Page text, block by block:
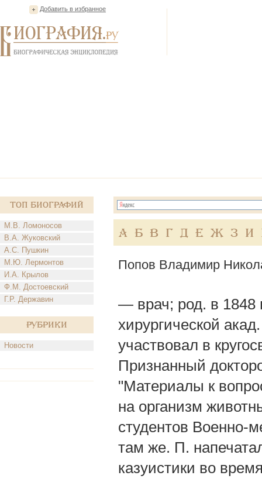
Добавить в избранное
Топ Биографий
М.В. Ломоносов
В.А. Жуковский
А.С. Пушкин
М.Ю. Лермонтов
И.А. Крылов
Ф.М. Достоевский
Г.Р. Державин
Рубрики
Новости
А Б В Г Д Е Ж З И
Попов Владимир
— врач; род. в 1848
хирургической
участвовал в
Признанный
"Материалы к
на организм
студентов Военно-
там же. П.
казуистики во